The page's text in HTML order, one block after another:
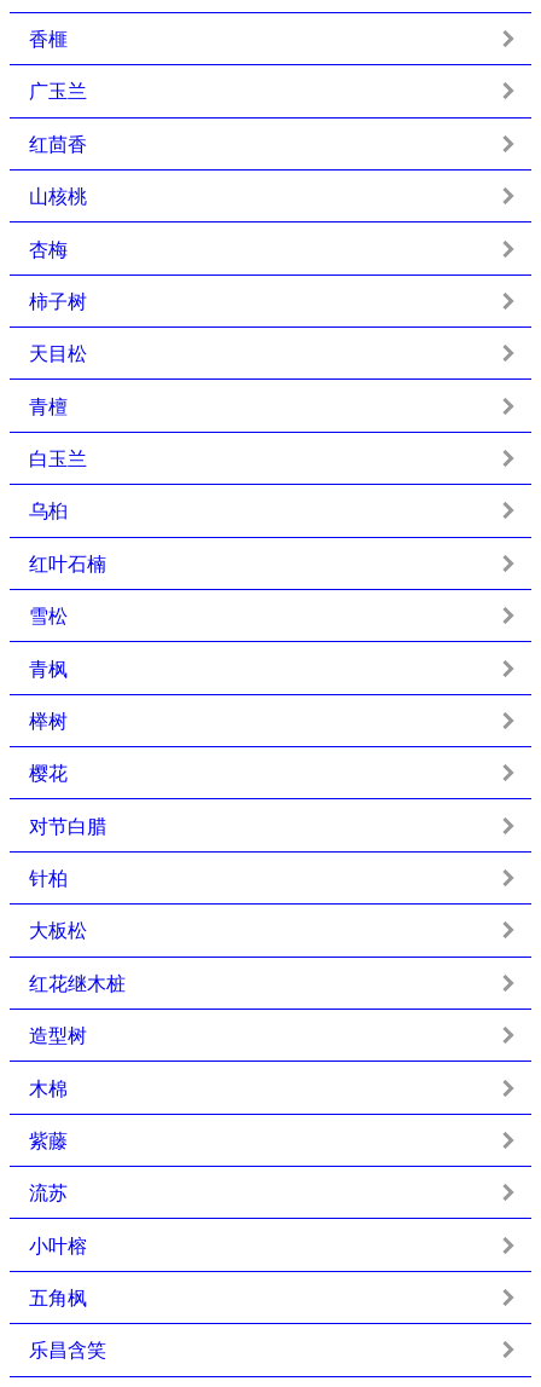
香榧
广玉兰
红茴香
山核桃
杏梅
柿子树
天目松
青檀
白玉兰
乌桕
红叶石楠
雪松
青枫
榉树
樱花
对节白腊
针柏
大板松
红花继木桩
造型树
木棉
紫藤
流苏
小叶榕
五角枫
乐昌含笑